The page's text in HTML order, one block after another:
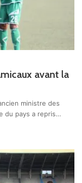
avant la
ministre des
du pays a repris…